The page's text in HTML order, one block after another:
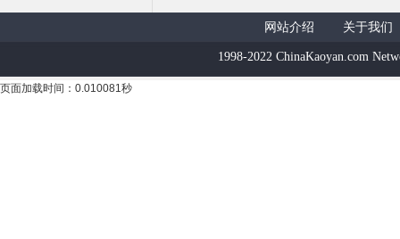
网站介绍 关于我们
1998-2022 ChinaKaoyan.com
页面加载时间：0.010081秒